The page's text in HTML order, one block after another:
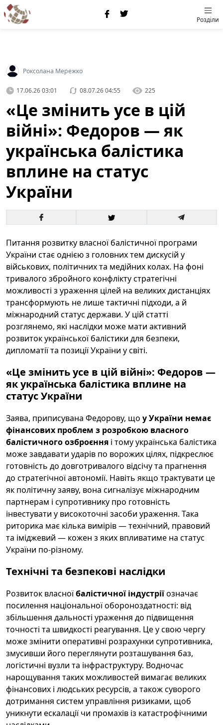
Розділи
Роксолана Мережко
17.06.26 03:01 08.07.26 04:55 225
«Це змінить усе в цій
війні»: Федоров — як
українська балістика
вплине на статус
України
Питання розвитку власної балістичної програми
України стає однією з головних тем дискусій у
військових, політичних та медійних колах. На фоні
тривалого збройного конфлікту стратегічні
можливості з ураження цілей на великих дистанціях
трансформують не лише тактичні підходи, а й
міжнародний статус держави. У цій статті
розглянемо, які наслідки може мати активний
розвиток української балістики для безпеки,
дипломатії та позиції України у світі.
«Це змінить усе в цій війні»: Федоров —
як українська балістика вплине на
статус України
Заява, приписувана Федорову, що у України немає
фінансових проблем з розробкою власного
балістичного озброєння і тому українська балістика
може завдавати ударів по ворожих цілях, підкреслює
готовність до довготривалого відсічу та прагнення
до стратегічної автономії. Навіть якщо трактувати це
як політичну заяву, вона сигналізує міжнародним
партнерам і супротивнику про готовність
інвестувати у високоточні засоби ураження. Така
риторика має кілька вимірів — технічний, правовий
та іміджевий — кожен з яких впливатиме на статус
України по-різному.
Технічні та безпекові наслідки
Розвиток власноїбалістичної індустріїозначає
посилення національної обороноздатності: від
збільшення дальності ураження до підвищення
точності та швидкості реагування. Це у свою чергу
може змінити оперативні розрахунки супротивника,
змусивши його переглянути розташування баз,
логістичні вузли та інфраструктуру. Водночас
нарощування таких можливостей вимагає великих
фінансових і людських ресурсів, а також суворого
дотримання систем управління ризиками, щоб
уникнути ескалації чи промахів із катастрофічними